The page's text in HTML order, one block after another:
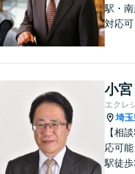
駅・
対応可
小宮
エクレ
埼
【相
応可
駅徒